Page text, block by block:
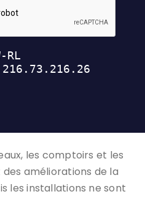
les comptoirs et les
améliorations de la
les installations ne sont